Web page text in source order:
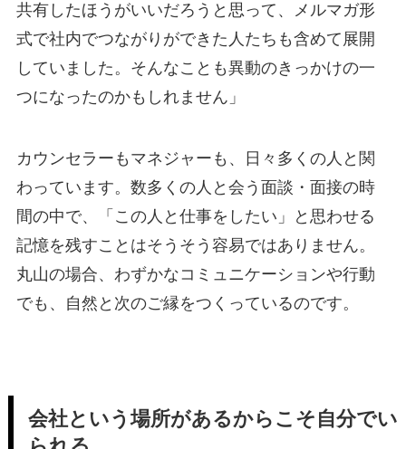
共有したほうがいいだろうと思って、メルマガ形
式で社内でつながりができた人たちも含めて展開
していました。そんなことも異動のきっかけの一
つになったのかもしれません」
カウンセラーもマネジャーも、日々多くの人と関
わっています。数多くの人と会う面談・面接の時
間の中で、「この人と仕事をしたい」と思わせる
記憶を残すことはそうそう容易ではありません。
丸山の場合、わずかなコミュニケーションや行動
でも、自然と次のご縁をつくっているのです。
会社という場所があるからこそ自分でい